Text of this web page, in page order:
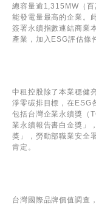
總容量逾1,315MW（
能發電量最高的企業。
簽署永續指數連結商業
產業，加入ESG評估條
中租控股除了本業穩健
淨零碳排目標，在ESG
包括台灣企業永續獎（
業永續報告書白金獎」
獎」，勞動部職業安全
肯定。
台灣國際品牌價值調查